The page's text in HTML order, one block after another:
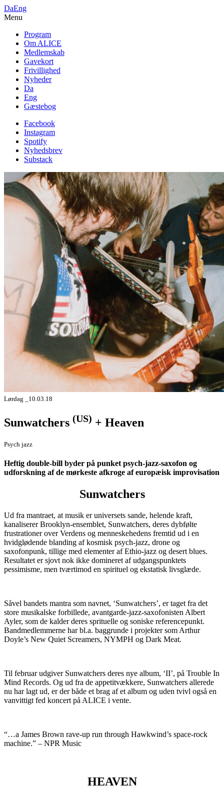
DaEng
Menu
Program
Om ALICE
Medlemskab
Gavekort
Frivillighed
Nyheder
Da
Eng
Gæstebog
Facebook
Instagram
Spotify
Nyhedsbrev
Substack
Lørdag _10.03.18
Sunwatchers (US) + Heaven
Psych jazz
Heftig double-bill byder på punket psych-jazz-saxofon og
udforskning af de mørkeste afkroge af europæisk improvisation
Sunwatchers
Ud fra mantraet, at musik er universets sande, helende kraft,
kanaliserer Brooklyn-ensemblet, Sunwatchers, deres dybfølte
frustrationer over Verdens og menneskehedens fremtid ud i en
hvidglødende blanding af kosmisk psych-jazz, drone og
saxofonpunk, tillige med elementer af Ethio-jazz og desert blues.
Resultatet er sjovt nok ikke domineret af udgangspunktets
pessimisme, men tværtimod en spirituel og ekstatisk livsglæde.
Såvel bandets mantra som navnet, ‘Sunwatchers’, er taget fra det
store musikalske forbillede, avantgarde-jazz-saxofonisten Albert
Ayler, som de kalder deres sprituelle og soniske referencepunkt.
Bandmedlemmerne har bl.a. baggrunde i projekter som Arthur
Doyle’s New Quiet Screamers, NYMPH og Dark Meat.
Til februar udgiver Sunwatchers deres nye album, ‘II’, på Trouble In
Mind Records. Og ud fra de appetitvækkere, Sunwatchers allerede
nu har lagt ud, er der både et brag af et album og uden tvivl også en
vanvittigt fed koncert på ALICE i vente.
“…a James Brown rave-up run through Hawkwind’s space-rock
machine.” – NPR Music
HEAVEN